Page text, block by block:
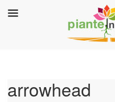
arrowhead